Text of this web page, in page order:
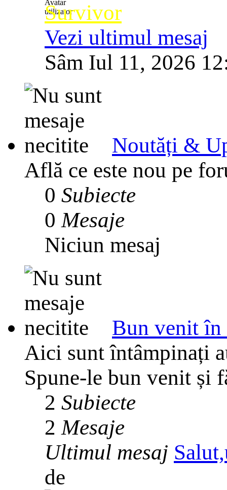
Survivor
Vezi ultimul mesaj
Sâm Iul 11, 2026
Noutăți &
Află ce este nou pe
0 Subiecte
0Mesaje
Niciun mesaj
Bun venit în
Aici sunt întâmpinați
Spune-le bun venit și
2 Subiecte
2Mesaje
Ultimul mesaj
de